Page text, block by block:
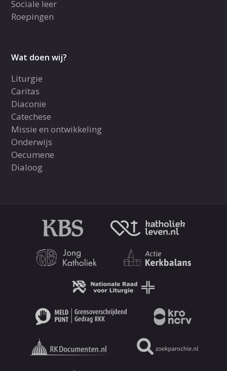
Sociale leer
Roepingen
Wat doen wij?
Liturgie
Caritas
Diaconie
Catechese
Missie en ontwikkeling
Onderwijs
Oecumene
Dialoog